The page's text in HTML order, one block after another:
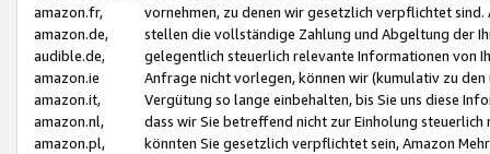
amazon.fr,
amazon.de,
audible.de,
amazon.ie
amazon.it,
amazon.nl,
amazon.pl,
vornehmen, zu denen wir gesetzlich verpflichtet
stellen die vollständige Zahlung und Abgeltung der
gelegentlich steuerlich relevante Informationen von
Anfrage nicht vorlegen, können wir (kumulativ zu
Vergütung so lange einbehalten, bis Sie uns diese
dass wir Sie betreffend nicht zur Einholung
könnten Sie gesetzlich verpflichtet sein, Amazon